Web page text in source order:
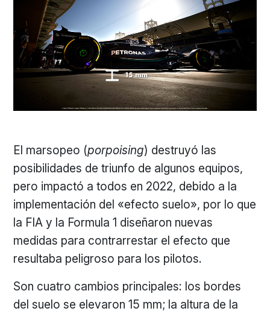
El marsopeo (porpoising) destruyó las
posibilidades de triunfo de algunos equipos,
pero impactó a todos en 2022, debido a la
implementación del «efecto suelo», por lo que
la FIA y la Formula 1 diseñaron nuevas
medidas para contrarrestar el efecto que
resultaba peligroso para los pilotos.
Son cuatro cambios principales: los bordes
del suelo se elevaron 15 mm; la altura de la